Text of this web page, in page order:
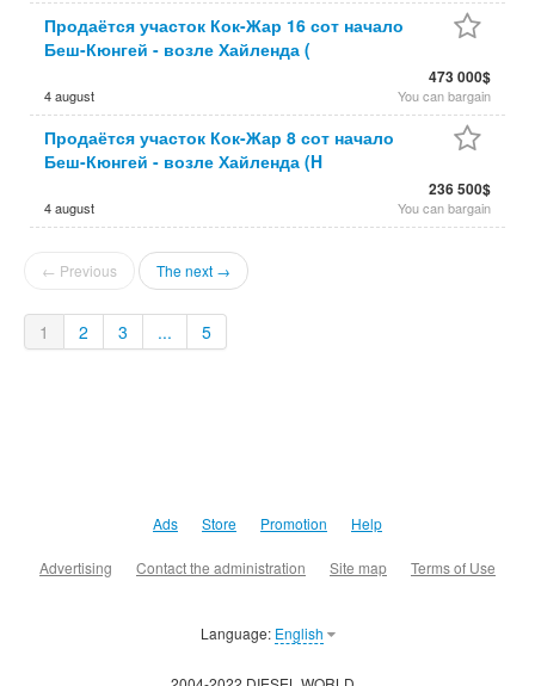
Продаётся участок Кок-Жар 16 сот начало
Беш-Кюнгей - возле Хайленда (
4 august
473 000$
You can bargain
Продаётся участок Кок-Жар 8 сот начало
Беш-Кюнгей - возле Хайленда (H
4 august
236 500$
You can bargain
← Previous The next →
1 2 3 ... 5
Ads Store Promotion Help
Advertising Contact the administration Site map Terms of Use
Language: English